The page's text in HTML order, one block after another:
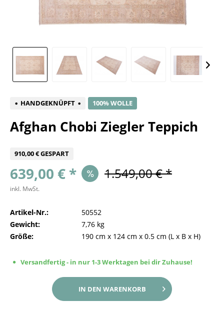
HANDGEKNÜPFT 100% WOLLE
Afghan Chobi Ziegler Teppich
910,00 € GESPART
639,00 € * 1.549,00 € *
inkl. MwSt.
Artikel-Nr.:
50552
Gewicht:
7,76 kg
Größe:
190 cm x 124 cm x 0.5 cm (L x B x H)
Versandfertig - in nur 1-3 Werktagen bei dir Zuhause!
IN DEN WARENKORB